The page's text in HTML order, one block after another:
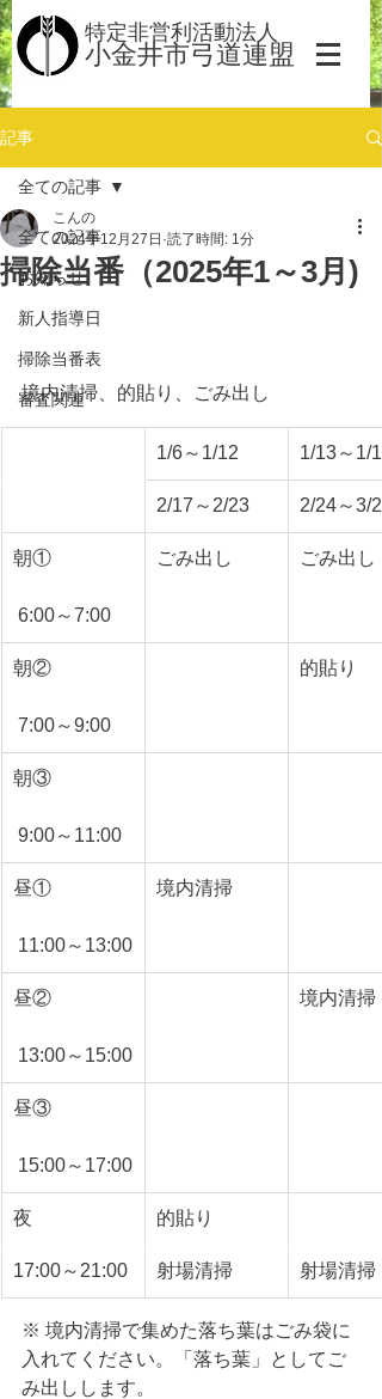
​​特定非営利活動法人
小金井市弓道連盟
記事
全ての記事
お知らせ
新人指導日
掃除当番表
審査関連
全ての記事
掃除当番（2025年1～3月)
こんの
2024年12月27日 読了時間: 1分
境内清掃、的貼り、ごみ出し
1/6～1/12 1/13～1/19
2/17～2/23 2/24～3/2
朝①
6:00～7:00
ごみ出し ごみ出し
朝②
7:00～9:00
的貼り
朝③
9:00～11:00
昼①
11:00～13:00
境内清掃
昼②
13:00～15:00
境内清掃
昼③
15:00～17:00
夜 的貼り
17:00～21:00 射場清掃 射場清掃
※ 境内清掃で集めた落ち葉はごみ袋に
入れてください。「落ち葉」としてご
み出しします。